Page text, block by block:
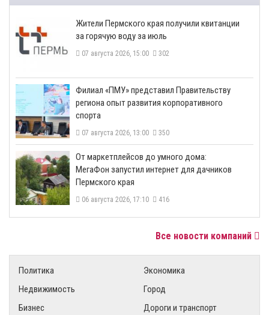
​Жители Пермского края получили квитанции
за горячую воду за июль
07 августа 2026, 15:00 302
​Филиал «ПМУ» представил Правительству
региона опыт развития корпоративного
спорта
07 августа 2026, 13:00 350
От маркетплейсов до умного дома:
МегаФон запустил интернет для дачников
Пермского края
06 августа 2026, 17:10 416
Все новости компаний
Политика
Экономика
Недвижимость
Город
Бизнес
Дороги и транспорт